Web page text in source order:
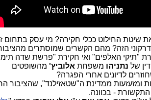
החילוט ככלי חקירה? מי עסק בתחום זה
הזה? מהם הקשרים שמוסתרים מהציבור
האלפים" ואי חקירת "פרשת שדה תימן"?
נתניהומשפחתאלוביץ'מהשופטים
לדיונים אחרי הפגרה?
ממדינת ה"שטאזילנד", שהציבור הרחב
- בכוונה.